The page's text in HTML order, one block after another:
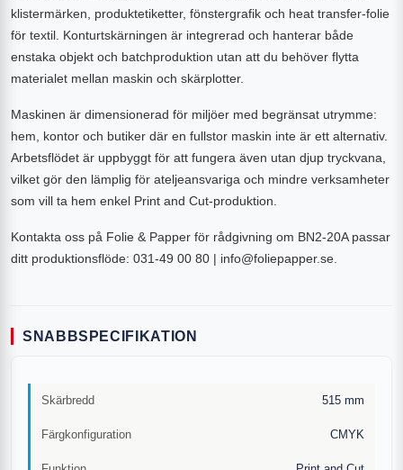
klistermärken, produktetiketter, fönstergrafik och heat transfer-folie
för textil. Konturtskärningen är integrerad och hanterar både
enstaka objekt och batchproduktion utan att du behöver flytta
materialet mellan maskin och skärplotter.
Maskinen är dimensionerad för miljöer med begränsat utrymme:
hem, kontor och butiker där en fullstor maskin inte är ett alternativ.
Arbetsflödet är uppbyggt för att fungera även utan djup tryckvana,
vilket gör den lämplig för ateljeansvariga och mindre verksamheter
som vill ta hem enkel Print and Cut-produktion.
Kontakta oss på Folie & Papper för rådgivning om BN2-20A passar
ditt produktionsflöde: 031-49 00 80 | info@foliepapper.se.
SNABBSPECIFIKATION
Skärbredd 515 mm
Färgkonfiguration CMYK